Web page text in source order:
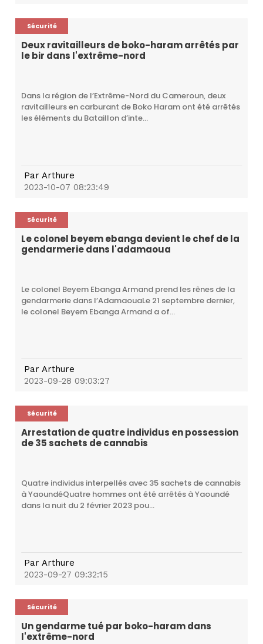
Sécurité
Deux ravitailleurs de boko-haram arrêtés par
le bir dans l'extrême-nord
Dans la région de l’Extrême-Nord du Cameroun, deux
ravitailleurs en carburant de Boko Haram ont été arrêtés
les éléments du Bataillon d’inte...
ParArthure
2023-10-07 08:23:49
Sécurité
Le colonel beyem ebanga devient le chef de la
gendarmerie dans l'adamaoua
Le colonel Beyem Ebanga Armand prend les rênes de la
gendarmerie dans l’AdamaouaLe 21 septembre dernier,
le colonel Beyem Ebanga Armand a of...
ParArthure
2023-09-28 09:03:27
Sécurité
Arrestation de quatre individus en possession
de 35 sachets de cannabis
Quatre individus interpellés avec 35 sachets de cannabis
à YaoundéQuatre hommes ont été arrêtés à Yaoundé
dans la nuit du 2 février 2023 pou...
ParArthure
2023-09-27 09:32:15
Sécurité
Un gendarme tué par boko-haram dans
l'extrême-nord